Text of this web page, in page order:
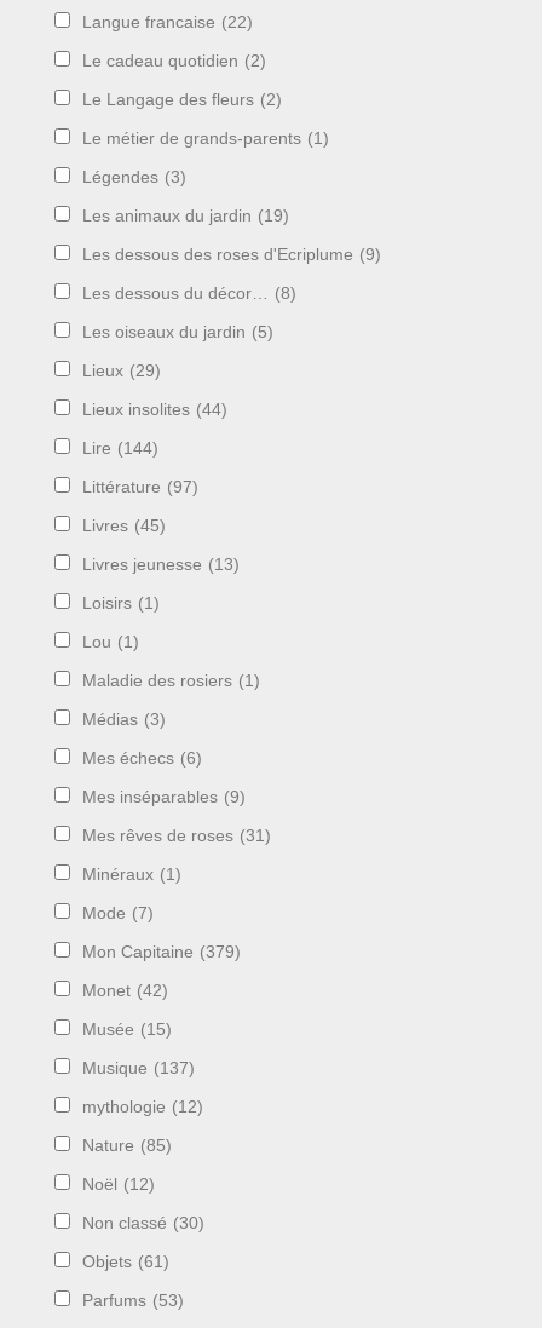
Langue francaise (22)
Le cadeau quotidien (2)
Le Langage des fleurs (2)
Le métier de grands-parents (1)
Légendes (3)
Les animaux du jardin (19)
Les dessous des roses d'Ecriplume (9)
Les dessous du décor… (8)
Les oiseaux du jardin (5)
Lieux (29)
Lieux insolites (44)
Lire (144)
Littérature (97)
Livres (45)
Livres jeunesse (13)
Loisirs (1)
Lou (1)
Maladie des rosiers (1)
Médias (3)
Mes échecs (6)
Mes inséparables (9)
Mes rêves de roses (31)
Minéraux (1)
Mode (7)
Mon Capitaine (379)
Monet (42)
Musée (15)
Musique (137)
mythologie (12)
Nature (85)
Noël (12)
Non classé (30)
Objets (61)
Parfums (53)